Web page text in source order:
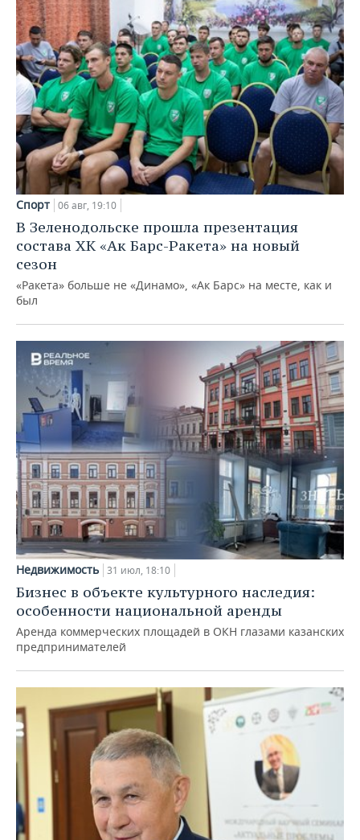
Спорт 06 авг, 19:10
В Зеленодольске прошла презентация
состава ХК «Ак Барс-Ракета» на новый
сезон
«Ракета» больше не «Динамо», «Ак Барс» на месте, как и
был
Недвижимость 31 июл, 18:10
Бизнес в объекте культурного наследия:
особенности национальной аренды
Аренда коммерческих площадей в ОКН глазами казанских
предпринимателей